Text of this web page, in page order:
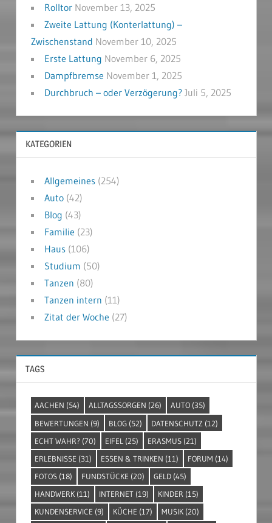
Rolltor November 13, 2025
Zweite Lattung (Konterlattung) –
Zwischenstand November 10, 2025
Erste Lattung November 6, 2025
Dampfbremse November 1, 2025
Durchbruch – oder Verzögerung? Juli 5, 2025
KATEGORIEN
Allgemeines(254)
Auto(42)
Blog (43)
Familie (23)
Haus(106)
Studium (50)
Tanzen (80)
Tanzen intern (11)
Zitat der Woche (27)
TAGS
AACHEN (54) ALLTAGSSORGEN (26) AUTO (35)
BEWERTUNGEN (9) BLOG (52) DATENSCHUTZ (12)
ECHT WAHR? (70) EIFEL (25) ERASMUS (21)
ERLEBNISSE (31) ESSEN & TRINKEN (11) FORUM (14)
FOTOS (18) FUNDSTÜCKE (20) GELD (45)
HANDWERK (11) INTERNET (19) KINDER (15)
KUNDENSERVICE (9) KÜCHE (17) MUSIK (20)